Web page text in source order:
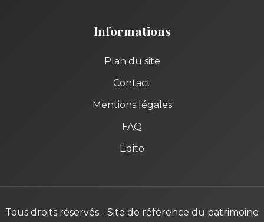
Informations
Plan du site
Contact
Mentions légales
FAQ
Édito
Tous droits réservés - Site de référence du patrimoine